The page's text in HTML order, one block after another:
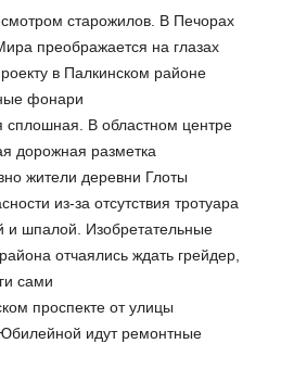
старожилов. В Печорах
преображается на глазах
в Палкинском районе
фонари
сплошная. В областном центре
дорожная разметка
жители деревни Глоты
из-за отсутствия тротуара
и шпалой. Изобретательные
отчаялись ждать грейдер,
сами
проспекте от улицы
идут ремонтные